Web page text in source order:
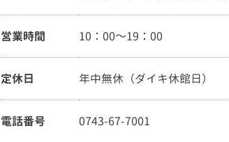
営業時間 10：00～19：00
定休日 年中無休（ダイキ休館日）
電話番号 0743-67-7001